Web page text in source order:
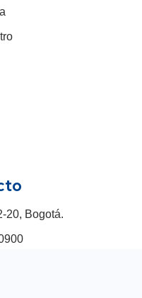
20, Bogotá.